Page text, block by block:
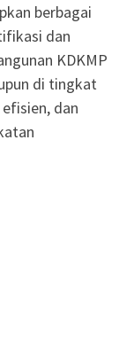
berbagai
dan
KDKMP
di tingkat
dan